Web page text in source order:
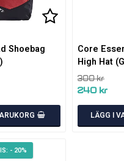
Lägg till i
Shoebag
Core
High Hat
300 kr
240 kr
LÄGG I
- 20%